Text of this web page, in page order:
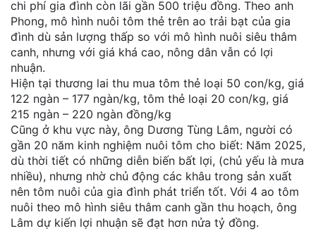
chi phí gia đình còn lãi gần 500 triệu đồng. Theo anh
Phong, mô hình nuôi tôm thẻ trên ao trải bạt của gia
đình dù sản lượng thấp so với mô hình nuôi siêu thâm
canh, nhưng với giá khá cao, nông dân vẫn có lợi
nhuận.
Hiện tại thương lai thu mua tôm thẻ loại 50 con/kg, giá
122 ngàn – 177 ngàn/kg, tôm thẻ loại 20 con/kg, giá
215 ngàn – 220 ngàn đồng/kg
Cũng ở khu vực này, ông Dương Tùng Lâm, người có
gần 20 năm kinh nghiệm nuôi tôm cho biết: Năm 2025,
dù thời tiết có những diễn biến bất lợi, (chủ yếu là mưa
nhiều), nhưng nhờ chủ động các khâu trong sản xuất
nên tôm nuôi của gia đình phát triển tốt. Với 4 ao tôm
nuôi theo mô hình siêu thâm canh gần thu hoạch, ông
Lâm dự kiến lợi nhuận sẽ đạt hơn nửa tỷ đồng.